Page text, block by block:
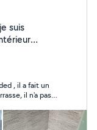
suis
à faire .
, il a fait un
il n'a pas
Il a